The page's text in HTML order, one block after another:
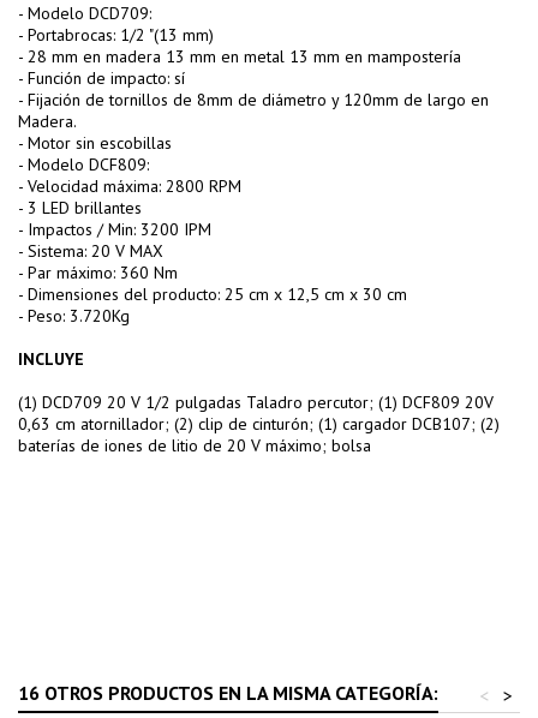
- Modelo DCD709:
- Portabrocas: 1/2 "(13 mm)
- 28 mm en madera 13 mm en metal 13 mm en mampostería
- Función de impacto: sí
- Fijación de tornillos de 8mm de diámetro y 120mm de largo en
Madera.
- Motor sin escobillas
- Modelo DCF809:
- Velocidad máxima: 2800 RPM
- 3 LED brillantes
- Impactos / Min: 3200 IPM
- Sistema: 20 V MAX
- Par máximo: 360 Nm
- Dimensiones del producto: 25 cm x 12,5 cm x 30 cm
- Peso: 3.720Kg
INCLUYE
‎(1) DCD709 20 V 1/2 pulgadas Taladro percutor; (1) DCF809 20V
0,63 cm atornillador; (2) clip de cinturón; (1) cargador DCB107; (2)
baterías de iones de litio de 20 V máximo; bolsa
16 OTROS PRODUCTOS EN LA MISMA CATEGORÍA: >
<